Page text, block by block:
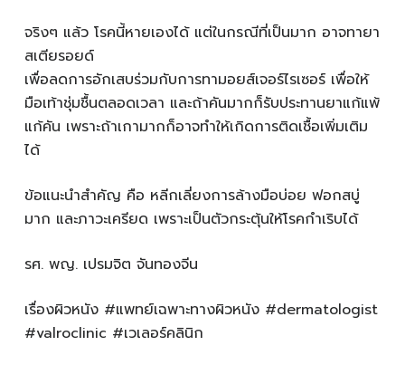
จริงๆ แล้ว โรคนี้หายเองได้ แต่ในกรณีที่เป็นมาก อาจทายา
สเตียรอยด์
เพื่อลดการอักเสบร่วมกับการทามอยส์เจอร์ไรเซอร์ เพื่อให้
มือเท้าชุ่มชื้นตลอดเวลา และถ้าคันมากก็รับประทานยาแก้แพ้
แก้คัน เพราะถ้าเกามากก็อาจทำให้เกิดการติดเชื้อเพิ่มเติม
ได้
ข้อแนะนำสำคัญ คือ หลีกเลี่ยงการล้างมือบ่อย ฟอกสบู่
มาก และภาวะเครียด เพราะเป็นตัวกระตุ้นให้โรคกำเริบได้
รศ. พญ. เปรมจิต จันทองจีน
เรื่องผิวหนัง #แพทย์เฉพาะทางผิวหนัง #dermatologist
#valroclinic #เวเลอร์คลินิก